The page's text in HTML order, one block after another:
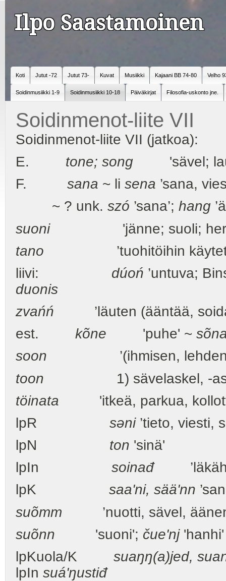
Ilpo Saastamoinen
Koti Jutut -72 Jutut 73- Kuvat Musiikki Kajaani BB 74-80 Velho
Soidinmusiikki 1-9 Soidinmusiikki 10-18 Päiväkirjat Filosofia-uskonto jne.
Soidinmenot-liite VII
Soidinmenot-liite VII (jatkoa):
E. tone; song 'sävel;
F. sana ~ li sena ’sana,
~ ? unk. szó ’sana’; hang
suoni 'jänne; suoli;
tano ’tuohitöihin
liivi: dúoń ’untuva;
duonis
zvańń ’läuten (ääntää,
est. kõne 'puhe' ~
soon ’(ihmisen, lehden)
toon 1) sävelaskel, -aste,
töinata 'itkeä, parkua,
lpR səni’tieto, viesti,
lpN ton 'sinä'
lpIn soinađ’läkähtyä
lpK saa'ni, sää'nn
suõmm ’nuotti, sävel,
suõnn 'suoni'; čue'nj
lpKuola/K suaŋŋ(a)jed,
lpIn suá'ŋustiđ